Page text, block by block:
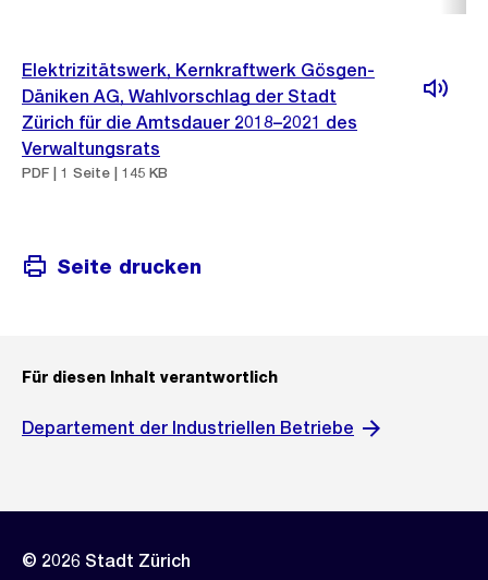
Elektrizitätswerk, Kernkraftwerk Gösgen-
Däniken AG, Wahlvorschlag der Stadt
Zürich für die Amtsdauer 2018–2021 des
Verwaltungsrats
PDF | 1 Seite | 145 KB
Seite drucken
Für diesen Inhalt verantwortlich
Departement der Industriellen Betriebe
© 2026 Stadt Zürich